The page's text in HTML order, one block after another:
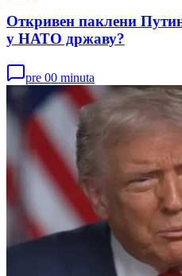
Откривен паклени
у НАТО државу?
pre 00 minuta